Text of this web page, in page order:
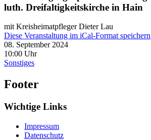
luth. Dreifaltigkeitskirche in Hain
mit Kreisheimatpfleger Dieter Lau
Diese Veranstaltung im iCal-Format speichern
08. September 2024
10:00 Uhr
Sonstiges
Footer
Wichtige Links
Impressum
Datenschutz